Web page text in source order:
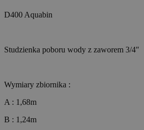
D400 Aquabin
Studzienka poboru wody z zaworem 3/4″
Wymiary zbiornika :
A : 1,68m
B : 1,24m